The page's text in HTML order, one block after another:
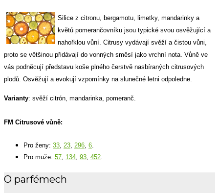
Silice z citronu, bergamotu, limetky, mandarinky a
květů pomerančovníku jsou typické svou osvěžující a
nahořklou vůní. Citrusy vydávají svěží a čistou vůni,
proto se většinou přidávají do vonných směsí jako vrchní nota. Vůně ve
vás podněcují představu koše plného čerstvě nasbíraných citrusových
plodů. Osvěžují a evokují vzpomínky na slunečné letni odpoledne.
Varianty: svěží citrón, mandarinka, pomeranč.
FM Citrusové vůně:
Pro ženy: 33 23 296 6
Pro muže: 57 134 93 452
O parfémech